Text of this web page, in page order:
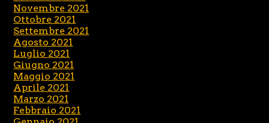
Novembre 2021
Ottobre 2021
Settembre 2021
Agosto 2021
Luglio 2021
Giugno 2021
Maggio 2021
Aprile 2021
Marzo 2021
Febbraio 2021